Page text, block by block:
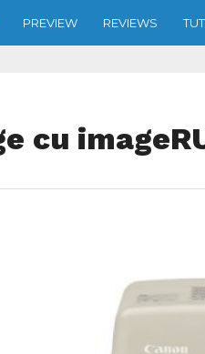
PREVIEW REVIEWS
cu